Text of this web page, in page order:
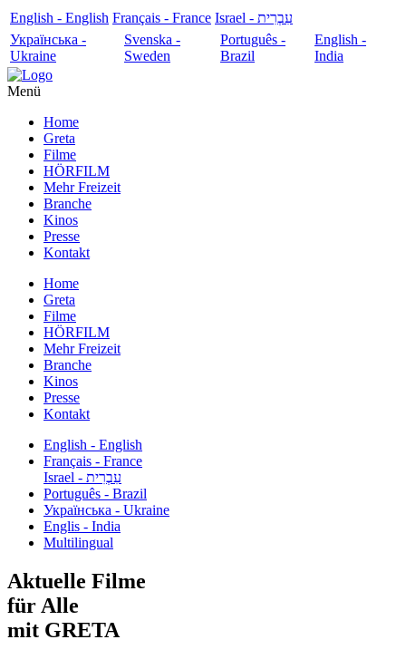
English - English Français - France
עִבְרִית - Israel
Українська -
Ukraine
Svenska -
Sweden
Português -
Brazil
English -
India
Menü
Home
Greta
Filme
HÖRFILM
Mehr Freizeit
Branche
Kinos
Presse
Kontakt
Home
Greta
Filme
HÖRFILM
Mehr Freizeit
Branche
Kinos
Presse
Kontakt
English - English
Français - France
עִבְרִית - Israel
Português - Brazil
Українська - Ukraine
Englis - India
Multilingual
Aktuelle Filme
für Alle
mit GRETA